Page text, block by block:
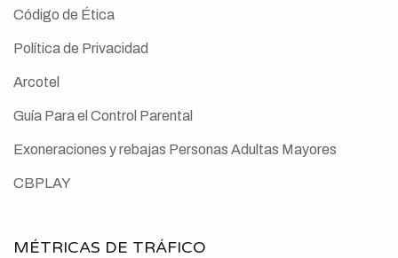
Código de Ética
Política de Privacidad
Arcotel
Guía Para el Control Parental
Exoneraciones y rebajas Personas Adultas Mayores
CBPLAY
MÉTRICAS DE TRÁFICO